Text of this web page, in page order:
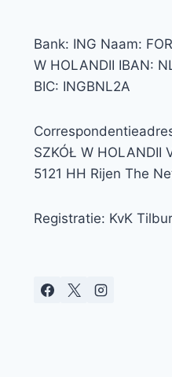
Bank: ING Naam:
W HOLANDII IBAN:
BIC: INGBNL2A
SZKÓŁ W HOLANDII
5121 HH Rijen The
Registratie: KvK